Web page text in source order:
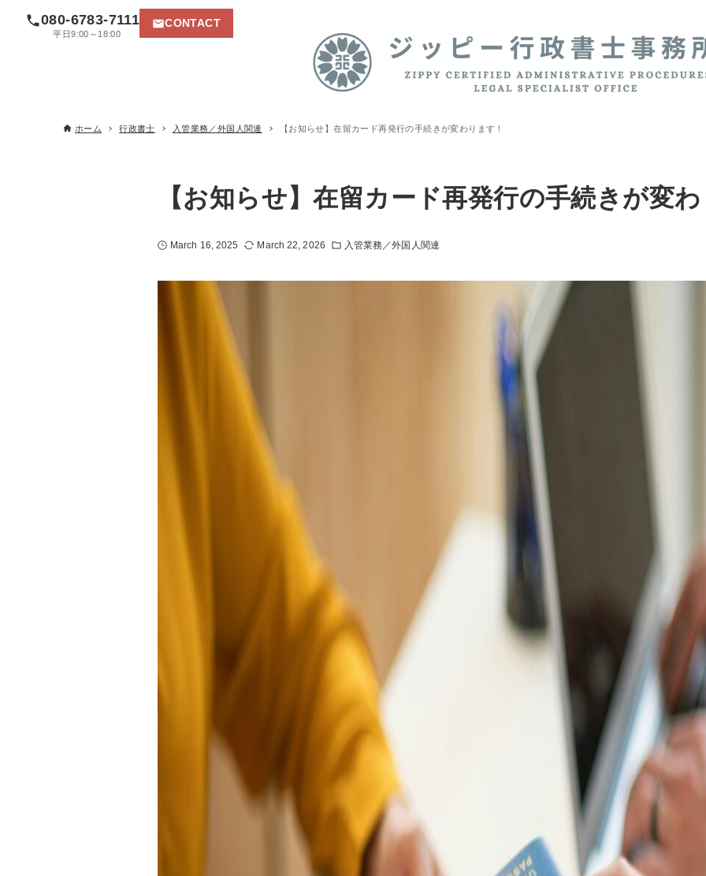
080-6783-7111
平日9:00～18:00
CONTACT
ホーム 行政書士 入管業務／外国人関連 【お知らせ】在留カード再発行の手続きが変わります！
【お知らせ】在留カード再発行の手続きが変
March 16, 2025 March 22, 2026 入管業務／外国人関連